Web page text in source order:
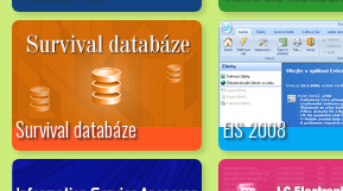
Survival databáze EIS 2008